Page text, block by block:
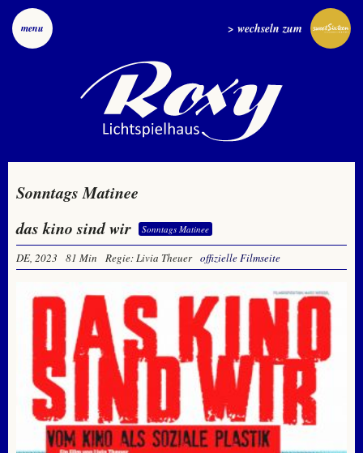
menu > wechseln zum
Sonntags Matinee
das kino sind wir
Sonntags Matinee
DE, 2023 81 Min Regie: Livia Theuer offizielle Filmseite